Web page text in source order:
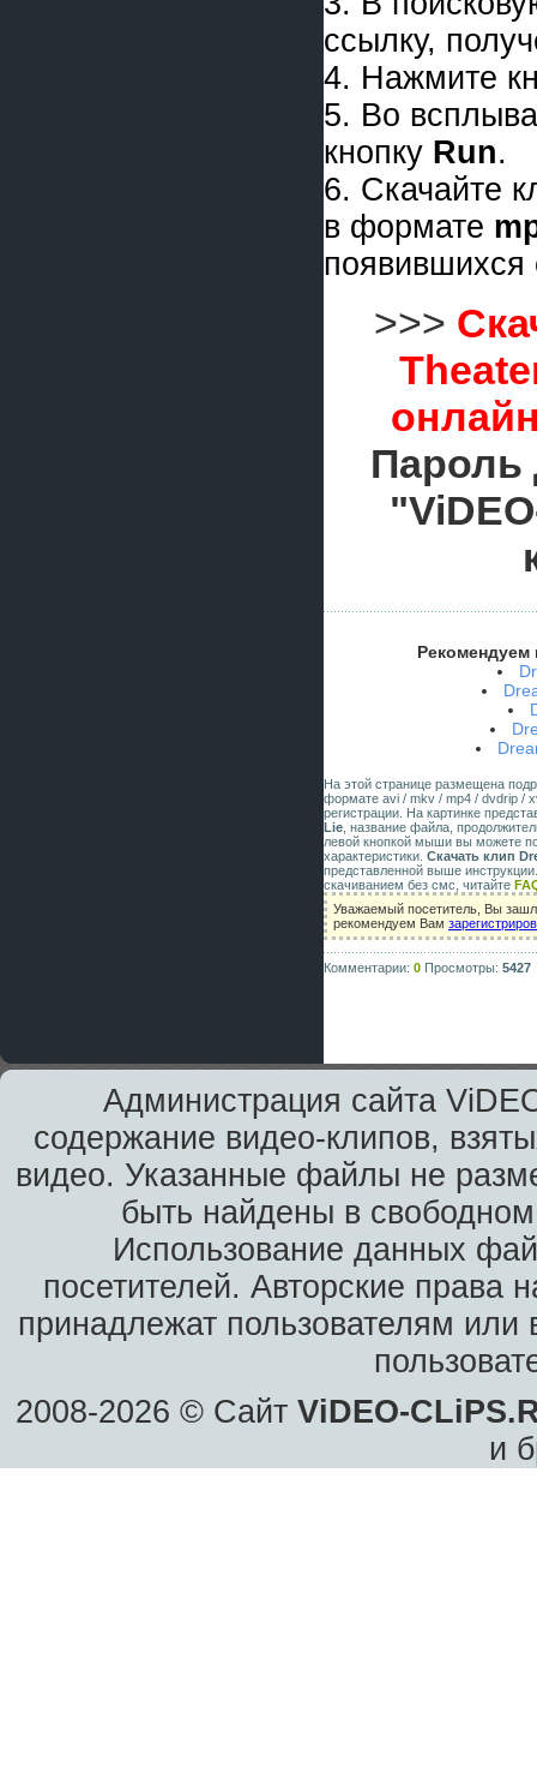
ссылку,
4. Нажмите
5. Во
кнопку Run.
6. Скачайте
в формате
появившихся
>>>
Пароль
Рекомендуем
На этой странице размещена
формате avi / mkv / mp4 / dvdrip /
регистрации. На картинке
Lie , название файла,
левой кнопкой мыши вы можете
характеристики. Скачать клип
представленной выше
скачиванием без смс, читайте
Уважаемый посетитель, Вы
рекомендуем Вам
Комментарии: 0 Просмотры: 5427
Администрация сайта
содержание видео-клипов,
видео. Указанные файлы не
быть найдены в
Использование данных
посетителей. Авторские права
принадлежат пользователям или
2008-2026 © Сайт ViDEO-
и